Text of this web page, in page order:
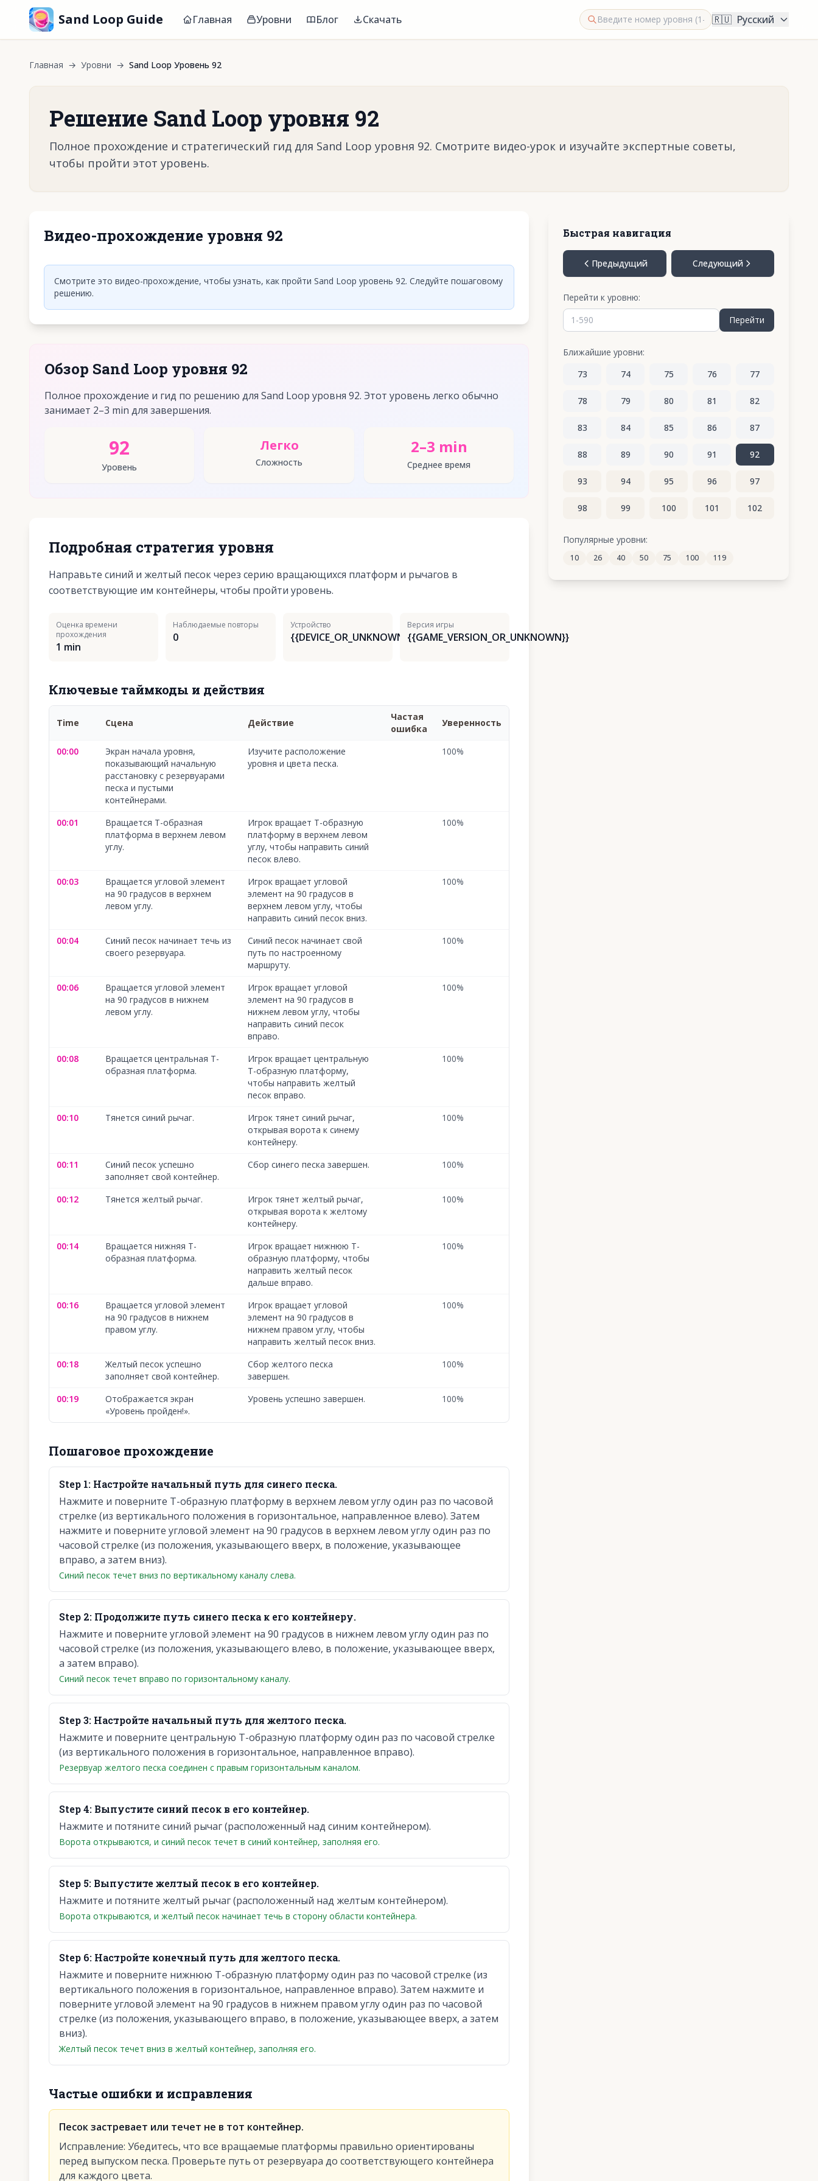
Sand Loop Guide Главная Уровни Блог Скачать 🇷🇺 Русский
Главная → Уровни → Sand Loop Уровень 92
Решение Sand Loop уровня 92
Полное прохождение и стратегический гид для Sand Loop уровня 92. Смотрите видео-урок и изучайте экспертные советы,
чтобы пройти этот уровень.
Видео-прохождение уровня 92
Нажмите, чтобы воспроизвести видео
Смотрите это видео-прохождение, чтобы узнать, как пройти Sand Loop уровень 92. Следуйте пошаговому
решению.
Обзор Sand Loop уровня 92
Полное прохождение и гид по решению для Sand Loop уровня 92. Этот уровень легко обычно
занимает 2–3 min для завершения.
92
Уровень
Легко
Сложность
2–3 min
Среднее время
Подробная стратегия уровня
Направьте синий и желтый песок через серию вращающихся платформ и рычагов в
соответствующие им контейнеры, чтобы пройти уровень.
Оценка времени
прохождения
1 min
Наблюдаемые повторы
0
Устройство
{{DEVICE_OR_UNKNOWN}}
Версия игры
{{GAME_VERSION_OR_UNKNOWN}}
Ключевые таймкоды и действия
Time Сцена Действие
Частая
ошибка
Уверенность
00:00
Экран начала уровня,
показывающий начальную
расстановку с резервуарами
песка и пустыми
контейнерами.
Изучите расположение
уровня и цвета песка.
100%
00:01
Вращается Т-образная
платформа в верхнем левом
углу.
Игрок вращает Т-образную
платформу в верхнем левом
углу, чтобы направить синий
песок влево.
100%
00:03
Вращается угловой элемент
на 90 градусов в верхнем
левом углу.
Игрок вращает угловой
элемент на 90 градусов в
верхнем левом углу, чтобы
направить синий песок вниз.
100%
00:04
Синий песок начинает течь из
своего резервуара.
Синий песок начинает свой
путь по настроенному
маршруту.
100%
00:06
Вращается угловой элемент
на 90 градусов в нижнем
левом углу.
Игрок вращает угловой
элемент на 90 градусов в
нижнем левом углу, чтобы
направить синий песок
вправо.
100%
00:08
Вращается центральная Т-
образная платформа.
Игрок вращает центральную
Т-образную платформу,
чтобы направить желтый
песок вправо.
100%
00:10 Тянется синий рычаг.
Игрок тянет синий рычаг,
открывая ворота к синему
контейнеру.
100%
00:11
Синий песок успешно
заполняет свой контейнер.
Сбор синего песка завершен. 100%
00:12 Тянется желтый рычаг.
Игрок тянет желтый рычаг,
открывая ворота к желтому
контейнеру.
100%
00:14
Вращается нижняя Т-
образная платформа.
Игрок вращает нижнюю Т-
образную платформу, чтобы
направить желтый песок
дальше вправо.
100%
00:16
Вращается угловой элемент
на 90 градусов в нижнем
правом углу.
Игрок вращает угловой
элемент на 90 градусов в
нижнем правом углу, чтобы
направить желтый песок вниз.
100%
00:18
Желтый песок успешно
заполняет свой контейнер.
Сбор желтого песка
завершен.
100%
00:19
Отображается экран
«Уровень пройден!».
Уровень успешно завершен. 100%
Пошаговое прохождение
Step 1: Настройте начальный путь для синего песка.
Нажмите и поверните Т-образную платформу в верхнем левом углу один раз по часовой
стрелке (из вертикального положения в горизонтальное, направленное влево). Затем
нажмите и поверните угловой элемент на 90 градусов в верхнем левом углу один раз по
часовой стрелке (из положения, указывающего вверх, в положение, указывающее
вправо, а затем вниз).
Синий песок течет вниз по вертикальному каналу слева.
Step 2: Продолжите путь синего песка к его контейнеру.
Нажмите и поверните угловой элемент на 90 градусов в нижнем левом углу один раз по
часовой стрелке (из положения, указывающего влево, в положение, указывающее вверх,
а затем вправо).
Синий песок течет вправо по горизонтальному каналу.
Step3: Настройте начальный путь для желтого песка.
Нажмите и поверните центральную Т-образную платформу один раз по часовой стрелке
(из вертикального положения в горизонтальное, направленное вправо).
Резервуар желтого песка соединен с правым горизонтальным каналом.
Step4: Выпустите синий песок в его контейнер.
Нажмите и потяните синий рычаг (расположенный над синим контейнером).
Ворота открываются, и синий песок течет в синий контейнер, заполняя его.
Step 5: Выпустите желтый песок в его контейнер.
Нажмите и потяните желтый рычаг (расположенный над желтым контейнером).
Ворота открываются, и желтый песок начинает течь в сторону области контейнера.
Step 6: Настройте конечный путь для желтого песка.
Нажмите и поверните нижнюю Т-образную платформу один раз по часовой стрелке (из
вертикального положения в горизонтальное, направленное вправо). Затем нажмите и
поверните угловой элемент на 90 градусов в нижнем правом углу один раз по часовой
стрелке (из положения, указывающего вправо, в положение, указывающее вверх, а затем
вниз).
Желтый песок течет вниз в желтый контейнер, заполняя его.
Частые ошибки и исправления
Песок застревает или течет не в тот контейнер.
Исправление: Убедитесь, что все вращаемые платформы правильно ориентированы
перед выпуском песка. Проверьте путь от резервуара до соответствующего контейнера
для каждого цвета.
Быстрая навигация
Предыдущий Следующий
Перейти к уровню:
Перейти
Ближайшие уровни:
73
74 75 76 77
78 79 80 81 82
83 84 85 86 87
88 89 90 91 92
93 94 95 96 97
98 99 100 101 102
108 109 110 111
Популярные уровни:
10 26 40 50 75 100 119